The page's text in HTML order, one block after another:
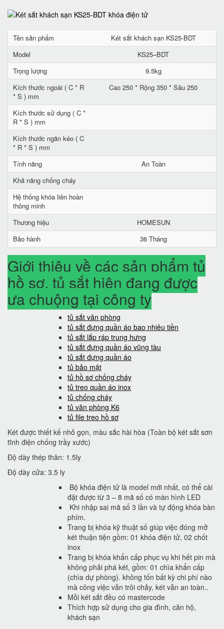
Tên sản phẩm
Két sắt khách sạn KS25-BDT
Model
KS25–BDT
Trọng lượng
9.5kg
Kích thước ngoài ( C * R
* S ) mm
Cao 250 * Rộng 350 * Sâu 250
Kích thước sử dụng ( C *
R * S ) mm
Kích thước ngăn kéo ( C
* R * S ) mm
Tính năng
An Toàn
Khả năng chống cháy
Hệ thống khóa liên hoàn
thông minh
Thương hiệu
HOMESUN
Bảo hành
36 Tháng
Giới thiệu về các sản phẩm tủ
hồ sơ, tủ sắt hiện đang được
ưa chuộng tại công ty
tủ sắt văn phòng
tủ sắt đựng quần áo bao nhiêu tiền
tủ sắt lắp ráp trung hưng
tủ sắt đựng quần áo vũng tàu
tủ sắt đựng quần áo
tủ bảo mật
tủ hồ sơ chống cháy
tủ treo quần áo inox
tủ chống cháy
tủ văn phòng K6
tủ file treo hồ sơ
Két được thiết kế nhỏ gọn, màu sắc hài hòa (Toàn bộ két sắt sơn
tĩnh điện chống trầy xước)
Độ dày thép thân: 1.5ly
Độ dày cửa: 3.5 ly
Bộ khóa điện tử là model mới nhất, có thể cài
đặt được từ 3 – 8 mã số có màn hình LED
Khi nhập sai mã số 3 lần và tự động khóa bàn
phím.
Trang bị khóa kỹ thuật số giúp việc đóng mở
két thuận tiện gồm: 01 khóa điện tử, 02 chốt
inox
Trang bị khóa khẩn cấp phục vụ khi hết pin mà
không phải phá két, gồm: 01 chìa khẩn cấp
(chìa dự phòng). không tốn bất kỳ chi phí nào
mà công việc vẫn trôi chảy, két vẫn an toàn..
Mỗi két sắt đều có mastercode
Thích hợp sử dụng cho gia đình, căn hộ,
khách sạn